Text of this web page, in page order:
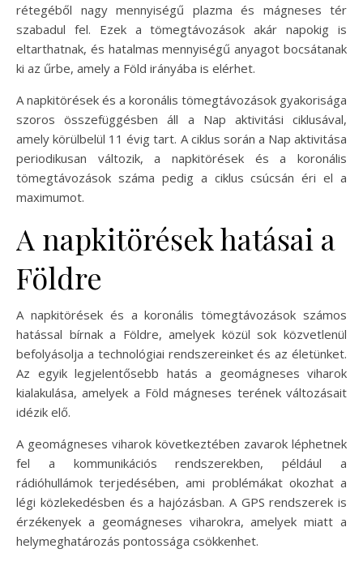
rétegéből nagy mennyiségű plazma és mágneses tér
szabadul fel. Ezek a tömegtávozások akár napokig is
eltarthatnak, és hatalmas mennyiségű anyagot bocsátanak
ki az űrbe, amely a Föld irányába is elérhet.
A napkitörések és a koronális tömegtávozások gyakorisága
szoros összefüggésben áll a Nap aktivitási ciklusával,
amely körülbelül 11 évig tart. A ciklus során a Nap aktivitása
periodikusan változik, a napkitörések és a koronális
tömegtávozások száma pedig a ciklus csúcsán éri el a
maximumot.
A napkitörések hatásai a
Földre
A napkitörések és a koronális tömegtávozások számos
hatással bírnak a Földre, amelyek közül sok közvetlenül
befolyásolja a technológiai rendszereinket és az életünket.
Az egyik legjelentősebb hatás a geomágneses viharok
kialakulása, amelyek a Föld mágneses terének változásait
idézik elő.
A geomágneses viharok következtében zavarok léphetnek
fel a kommunikációs rendszerekben, például a
rádióhullámok terjedésében, ami problémákat okozhat a
légi közlekedésben és a hajózásban. A GPS rendszerek is
érzékenyek a geomágneses viharokra, amelyek miatt a
helymeghatározás pontossága csökkenhet.